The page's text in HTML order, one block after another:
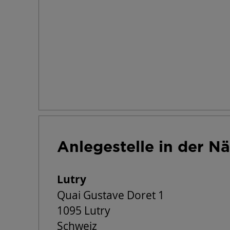
Anlegestelle in der
Lutry
Quai Gustave Doret 1
1095 Lutry
Schweiz